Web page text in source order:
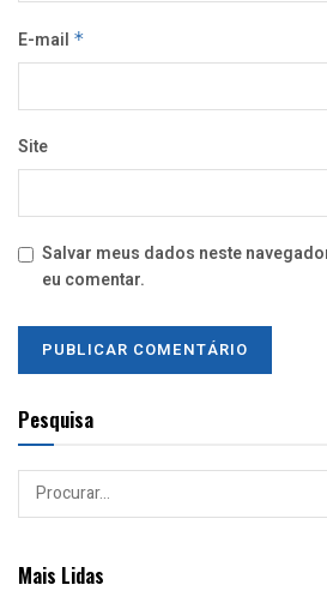
E-mail *
Site
Salvar meus dados neste
eu comentar.
Pesquisa
Mais Lidas